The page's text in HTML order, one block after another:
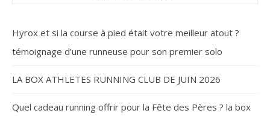
Hyrox et si la course à pied était votre meilleur atout ?
témoignage d’une runneuse pour son premier solo
LA BOX ATHLETES RUNNING CLUB DE JUIN 2026
Quel cadeau running offrir pour la Fête des Pères ? la box